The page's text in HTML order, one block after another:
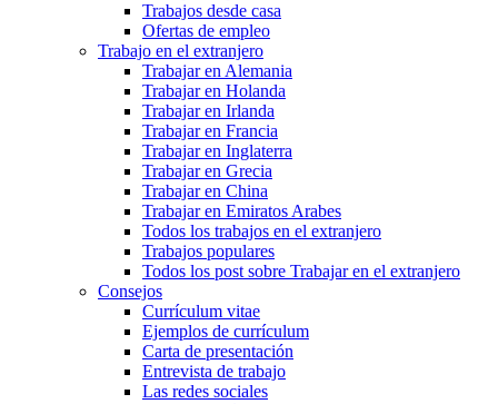
Trabajos desde casa
Ofertas de empleo
Trabajo en el extranjero
Trabajar en Alemania
Trabajar en Holanda
Trabajar en Irlanda
Trabajar en Francia
Trabajar en Inglaterra
Trabajar en Grecia
Trabajar en China
Trabajar en Emiratos Arabes
Todos los trabajos en el extranjero
Trabajos populares
Todos los post sobre Trabajar en el extranjero
Consejos
Currículum vitae
Ejemplos de currículum
Carta de presentación
Entrevista de trabajo
Las redes sociales